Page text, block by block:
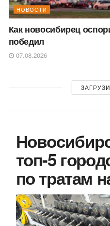
НОВОСТИ
Как новосибирец
победил
07.08.2026
топ-5
по тратам